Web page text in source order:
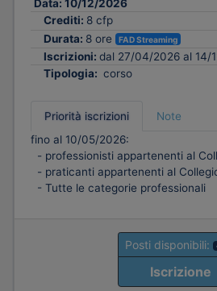
Data: 10/12/2026
Crediti: 8 cfp
Durata: 8 ore FAD Streaming
Iscrizioni: dal 27/04/2026 al 14/
Tipologia: corso
Priorità iscrizioni
Note
fino al 10/05/2026:
- professionisti appartenenti al
- praticanti appartenenti al
- Tutte le categorie professionali
Posti disponibili:
Iscrizione